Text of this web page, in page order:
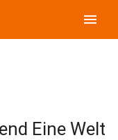
menu
Eine Welt